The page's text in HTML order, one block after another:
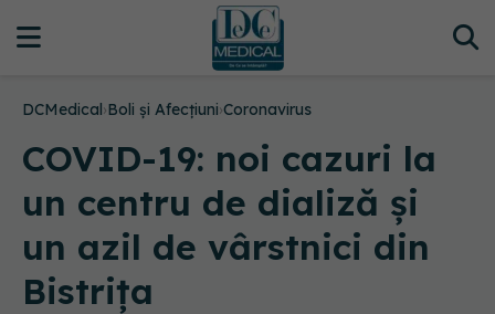
DCMedical›Boli și Afecțiuni›Coronavirus
COVID-19: noi cazuri la
un centru de dializă și
un azil de vârstnici din
Bistrița